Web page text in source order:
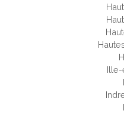
Ille-